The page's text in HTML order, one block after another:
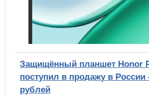
Защищённый планшет Honor
поступил в продажу в России
рублей